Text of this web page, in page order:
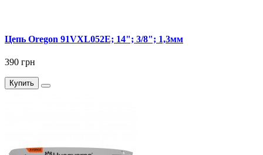
Цепь Oregon 91VXL052E; 14"; 3/8"; 1,3мм
390 грн
Купить